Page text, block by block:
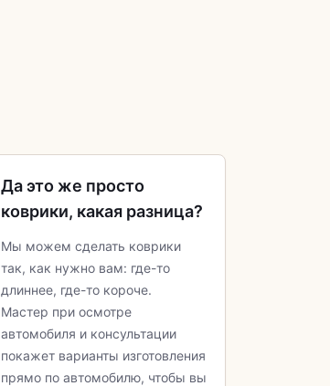
Да это же просто
коврики, какая разница?
Мы можем сделать коврики
так, как нужно вам: где-то
длиннее, где-то короче.
Мастер при осмотре
автомобиля и консультации
покажет варианты изготовления
прямо по автомобилю, чтобы вы